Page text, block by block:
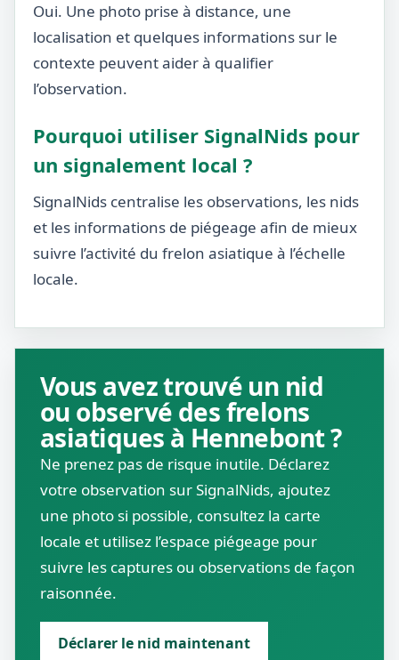
Oui. Une photo prise à distance, une
localisation et quelques informations sur le
contexte peuvent aider à qualifier
l’observation.
Pourquoi utiliser SignalNids pour
un signalement local ?
SignalNids centralise les observations, les nids
et les informations de piégeage afin de mieux
suivre l’activité du frelon asiatique à l’échelle
locale.
Vous avez trouvé un nid
ou observé des frelons
asiatiques à Hennebont ?
Ne prenez pas de risque inutile. Déclarez
votre observation sur SignalNids, ajoutez
une photo si possible, consultez la carte
locale et utilisez l’espace piégeage pour
suivre les captures ou observations de façon
raisonnée.
Déclarer le nid maintenant